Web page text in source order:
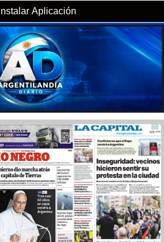
Instalar Aplicación